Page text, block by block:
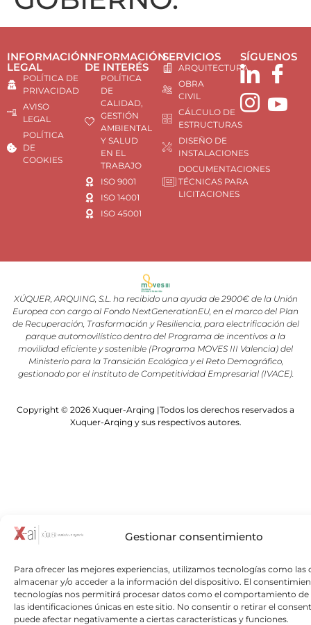
Gestionar consentimiento
Para ofrecer las mejores experiencias, utilizamos tecnologías como las
almacenar y/o acceder a la información del dispositivo. El
tecnologías nos permitirá procesar datos como el comportamiento de
las identificaciones únicas en este sitio. No consentir o retirar el
puede afectar negativamente a ciertas características y funciones.
INFORMACIÓN
LEGAL
POLÍTICA DE
PRIVACIDAD
AVISO
LEGAL
POLÍTICA
DE
COOKIES
INFORMACIÓN
DE INTERÉS
POLÍTICA
DE
CALIDAD,
GESTIÓN
AMBIENTAL
Y SALUD
EN EL
TRABAJO
ISO 9001
ISO 14001
ISO 45001
SERVICIOS
ARQUITECTURA
OBRA
CIVIL
CÁLCULO DE
ESTRUCTURAS
DISEÑO DE
INSTALACIONES
DOCUMENTACIONES
TÉCNICAS PARA
LICITACIONES
SÍGUENOS
XÚQUER, ARQUING, S.L. ha recibido una ayuda de 2900€ de la Unión
Europea con cargo al Fondo NextGenerationEU, en el marco del Plan
de Recuperación, Trasformación y Resiliencia, para electrificación del
parque automovilístico dentro del Programa de incentivos a la
movilidad eficiente y sostenible (Programa MOVES III Valencia) del
Ministerio para la Transición Ecológica y el Reto Demográfico,
gestionado por el instituto de Competitividad Empresarial (IVACE).
Copyright © 2026 Xuquer-Arqing |Todos los derechos reservados a
Xuquer-Arqing y sus respectivos autores.